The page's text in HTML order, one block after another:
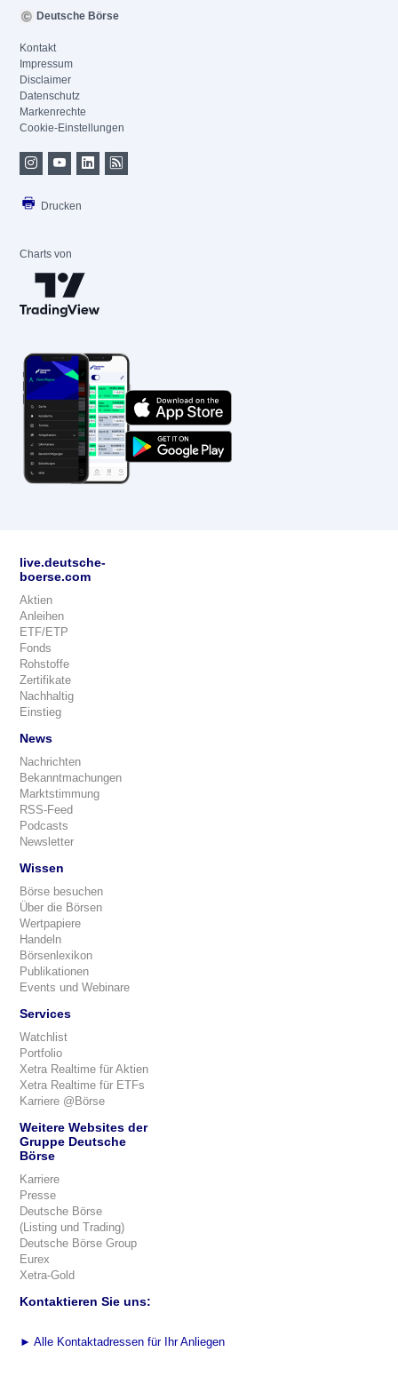
Deutsche Börse
Kontakt
Impressum
Disclaimer
Datenschutz
Markenrechte
Cookie-Einstellungen
Drucken
Charts von
live.deutsche-
boerse.com
Aktien
Anleihen
ETF/ETP
Fonds
Rohstoffe
Zertifikate
Nachhaltig
Einstieg
News
Nachrichten
Bekanntmachungen
Marktstimmung
RSS-Feed
Podcasts
Newsletter
Wissen
Börse besuchen
Über die Börsen
Wertpapiere
Handeln
Börsenlexikon
Publikationen
Events und Webinare
Services
Watchlist
Portfolio
Xetra Realtime für Aktien
Xetra Realtime für ETFs
Karriere @Börse
Weitere Websites der
Gruppe Deutsche
Börse
Karriere
Presse
Deutsche Börse
(Listing und Trading)
Deutsche Börse Group
Eurex
Xetra-Gold
Kontaktieren Sie uns:
► Alle Kontaktadressen für Ihr Anliegen